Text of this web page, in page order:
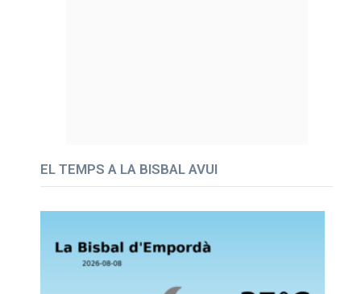
EL TEMPS A LA BISBAL AVUI